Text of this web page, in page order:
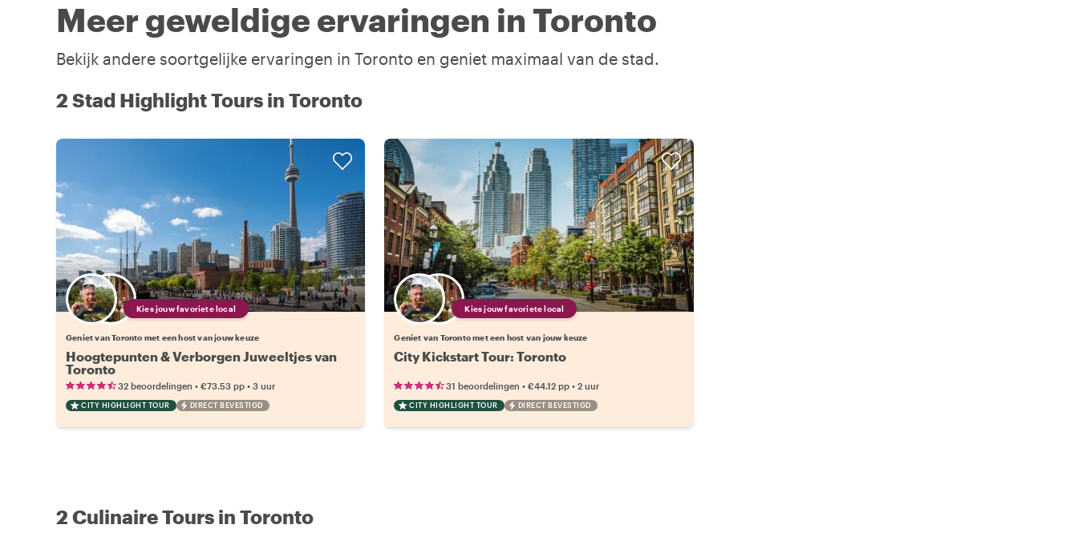
Meer geweldige ervaringen in Toronto
Bekijk andere soortgelijke ervaringen in Toronto en geniet maximaal van de stad.
2 Stad Highlight Tours in Toronto
Kies jouw favoriete local
Geniet van Toronto met een host van jouw keuze
Hoogtepunten & Verborgen Juweeltjes van
Toronto
32 beoordelingen • €73.53 pp • 3 uur
CITY HIGHLIGHT TOUR DIRECT BEVESTIGD
Kies jouw favoriete local
Geniet van Toronto met een host van jouw keuze
City Kickstart Tour: Toronto
31 beoordelingen •€44.12 pp •2 uur
CITY HIGHLIGHT TOUR DIRECT BEVESTIGD
2 Culinaire Tours in Toronto